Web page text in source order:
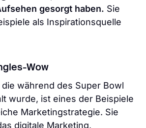
gesorgt haben. Sie
als Inspirationsquelle
Wow
während des Super Bowl
wurde, ist eines der Beispiele
Marketingstrategie. Sie
digitale Marketing,